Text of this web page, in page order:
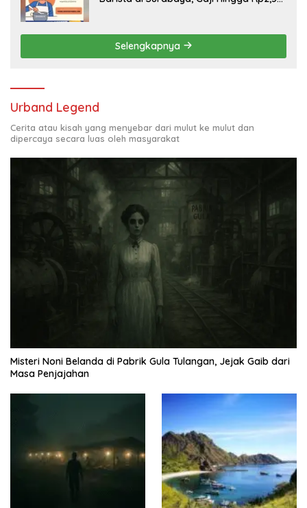
Selengkapnya
Urband Legend
Cerita atau kisah yang menyebar dari mulut ke mulut dan
dipercaya secara luas oleh masyarakat
Misteri Noni Belanda di Pabrik Gula Tulangan, Jejak Gaib dari
Masa Penjajahan